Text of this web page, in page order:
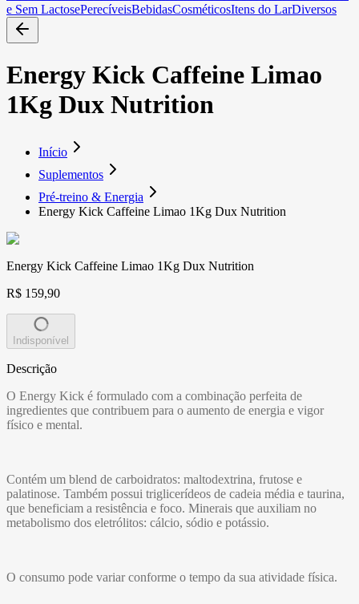
e Sem LactosePerecíveisBebidasCosméticosItens do LarDiversos
Energy Kick Caffeine Limao
1Kg Dux Nutrition
Início
Suplementos
Pré-treino & Energia
Energy Kick Caffeine Limao 1Kg Dux Nutrition
Energy Kick Caffeine Limao 1Kg Dux Nutrition
R$ 159,90
Indisponível
Descrição
O Energy Kick é formulado com a combinação perfeita de
ingredientes que contribuem para o aumento de energia e vigor
físico e mental.
Contém um blend de carboidratos: maltodextrina, frutose e
palatinose. Também possui triglicerídeos de cadeia média e taurina,
que beneficiam a resistência e foco. Minerais que auxiliam no
metabolismo dos eletrólitos: cálcio, sódio e potássio.
O consumo pode variar conforme o tempo da sua atividade física.